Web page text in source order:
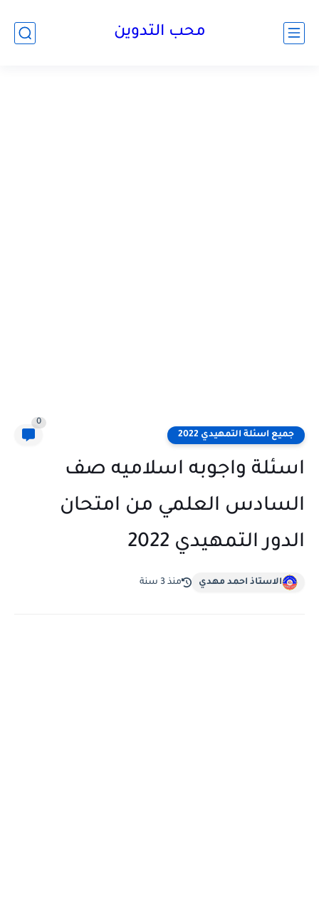
محب التدوين
جميع اسئلة التمهيدي 2022
0
اسئلة واجوبه اسلاميه صف
السادس العلمي من امتحان
الدور التمهيدي 2022
الاستاذ احمد مهدي منذ 3 سنة